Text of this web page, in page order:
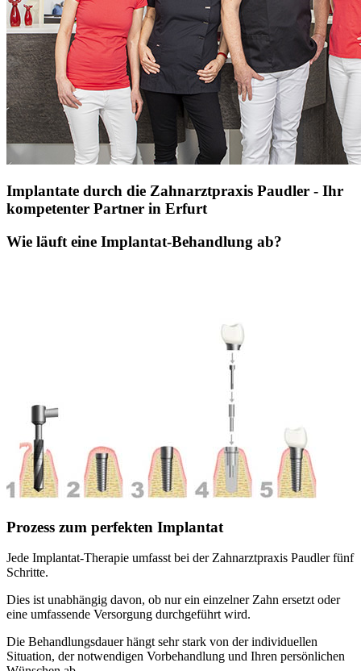
Implantate durch die Zahnarztpraxis Paudler - Ihr
kompetenter Partner in Erfurt
Wie läuft eine Implantat-Behandlung ab?
Prozess zum perfekten Implantat
Jede Implantat-Therapie umfasst bei der Zahnarztpraxis Paudler fünf
Schritte.
Dies ist unabhängig davon, ob nur ein einzelner Zahn ersetzt oder
eine umfassende Versorgung durchgeführt wird.
Die Behandlungsdauer hängt sehr stark von der individuellen
Situation, der notwendigen Vorbehandlung und Ihren persönlichen